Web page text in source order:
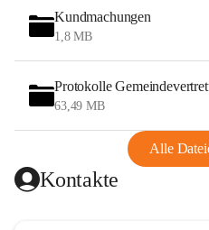
Kundmachungen
1,8 MB
Protokolle
63,49 MB
Alle
Kontakte